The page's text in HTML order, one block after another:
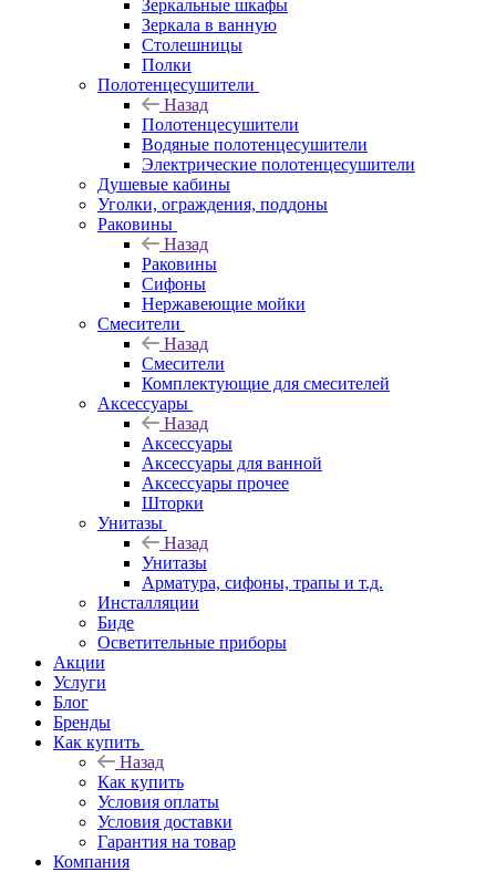
Зеркальные шкафы
Зеркала в ванную
Столешницы
Полки
Полотенцесушители
Назад
Полотенцесушители
Водяные полотенцесушители
Электрические полотенцесушители
Душевые кабины
Уголки, ограждения, поддоны
Раковины
Назад
Раковины
Сифоны
Нержавеющие мойки
Смесители
Назад
Смесители
Комплектующие для смесителей
Аксессуары
Назад
Аксессуары
Аксессуары для ванной
Аксессуары прочее
Шторки
Унитазы
Назад
Унитазы
Арматура, сифоны, трапы и т.д.
Инсталляции
Биде
Осветительные приборы
Акции
Услуги
Блог
Бренды
Как купить
Назад
Как купить
Условия оплаты
Условия доставки
Гарантия на товар
Компания